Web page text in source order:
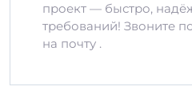
проект — быстро,
требований! Звоните
на почту .